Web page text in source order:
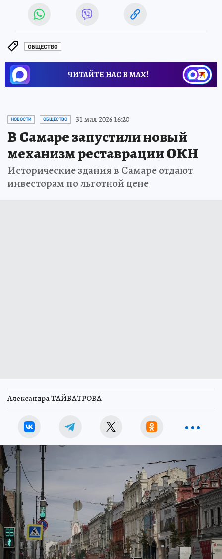
ОБЩЕСТВО
ЧИТАЙТЕ НАС В МАХ!
НОВОСТИ ОБЩЕСТВО 31 мая 2026 16:20
В Самаре запустили новый
механизм реставрации ОКН
Исторические здания в Самаре отдают
инвесторам по льготной цене
Александра ТАЙБАТРОВА